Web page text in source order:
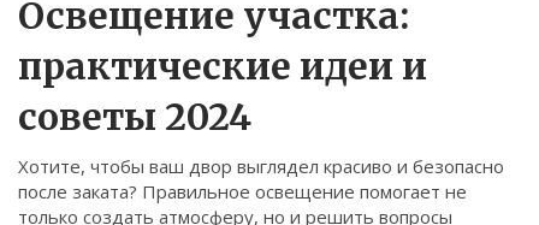
Меню
О нас
Условия использования
Политика конфиденциальности
Освещение участка:
практические идеи и
советы 2024
Хотите, чтобы ваш двор выглядел красиво и безопасно
после заката? Правильное освещение помогает не
только создать атмосферу, но и решить вопросы